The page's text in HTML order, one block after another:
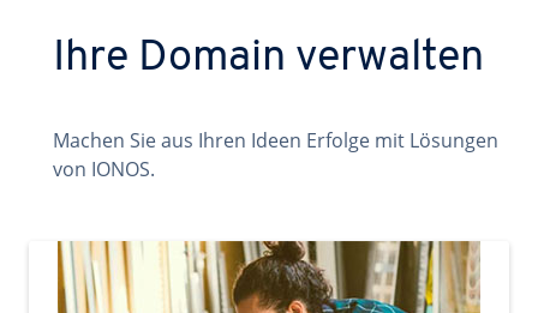
Ihre Domain verwalten
Machen Sie aus Ihren Ideen Erfolge mit Lösungen
von IONOS.